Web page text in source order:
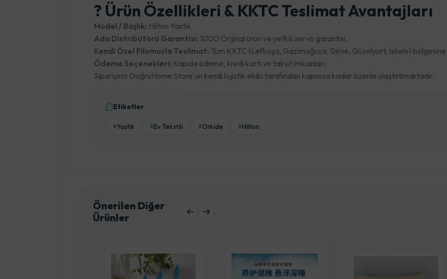
? Ürün Özellikleri & KKTC Teslimat Avantajları
Model / Başlık: Hilton Yastık
Ada Distribütörü Garantisi: %100 Orijinal ürün ve yetkili servis garantisi.
Kendi Özel Filomuzla Teslimat: Tüm KKTC (Lefkoşa, Gazimağusa, Girne, Güzelyurt, İskele) bölgesine
Ödeme Seçenekleri: Kapıda ödeme, kredi kartı ve taksit imkanları.
Siparişiniz DoğruHome Store'un kendi lojistik ekibi tarafından kapınıza kadar özenle ulaştırılmaktadır.
Etiketler
#Yastık #Ev Tekstili #Orkide #Hilton
Önerilen Diğer
Ürünler